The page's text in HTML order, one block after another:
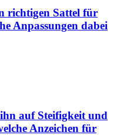
richtigen Sattel für
Anpassungen dabei
auf Steifigkeit und
Anzeichen für